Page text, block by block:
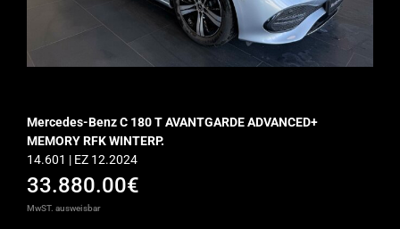
Mercedes-Benz C 180 T AVANTGARDE ADVANCED+
MEMORY RFK WINTERP.
14.601 | EZ 12.2024
33.880.00€
MwST. ausweisbar